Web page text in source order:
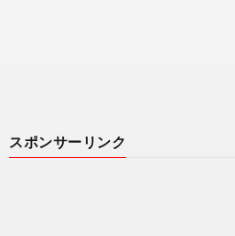
スポンサーリンク